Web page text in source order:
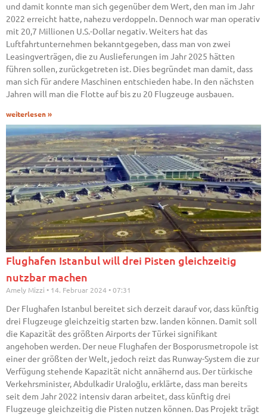
und damit konnte man sich gegenüber dem Wert, den man im Jahr
2022 erreicht hatte, nahezu verdoppeln. Dennoch war man operativ
mit 20,7 Millionen U.S.-Dollar negativ. Weiters hat das
Luftfahrtunternehmen bekanntgegeben, dass man von zwei
Leasingverträgen, die zu Auslieferungen im Jahr 2025 hätten
führen sollen, zurückgetreten ist. Dies begründet man damit, dass
man sich für andere Maschinen entschieden habe. In den nächsten
Jahren will man die Flotte auf bis zu 20 Flugzeuge ausbauen.
weiterlesen »
Flughafen Istanbul will drei Pisten gleichzeitig
nutzbar machen
Amely Mizzi 14. Februar 2024 07:31
Der Flughafen Istanbul bereitet sich derzeit darauf vor, dass künftig
drei Flugzeuge gleichzeitig starten bzw. landen können. Damit soll
die Kapazität des größten Airports der Türkei signifikant
angehoben werden. Der neue Flughafen der Bosporusmetropole ist
einer der größten der Welt, jedoch reizt das Runway-System die zur
Verfügung stehende Kapazität nicht annähernd aus. Der türkische
Verkehrsminister, Abdulkadir Uraloğlu, erklärte, dass man bereits
seit dem Jahr 2022 intensiv daran arbeitet, dass künftig drei
Flugzeuge gleichzeitig die Pisten nutzen können. Das Projekt trägt